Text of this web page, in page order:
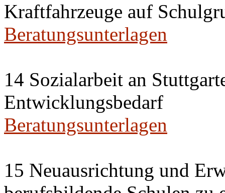
Kraftfahrzeuge auf
Beratungsunterlagen
14 Sozialarbeit an
Entwicklungsbedarf
Beratungsunterlagen
15 Neuausrichtung und